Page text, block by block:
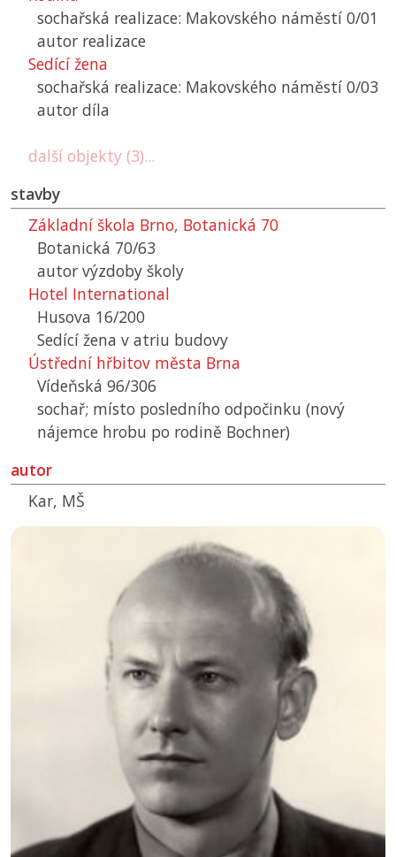
sochařská realizace: Makovského náměstí 0/01
autor realizace
Sedící žena
sochařská realizace: Makovského náměstí 0/03
autor díla
další objekty (3)...
stavby
Základní škola Brno, Botanická 70
Botanická 70/63
autor výzdoby školy
Hotel International
Husova 16/200
Sedící žena v atriu budovy
Ústřední hřbitov města Brna
Vídeňská 96/306
sochař; místo posledního odpočinku (nový
nájemce hrobu po rodině Bochner)
autor
Kar, MŠ